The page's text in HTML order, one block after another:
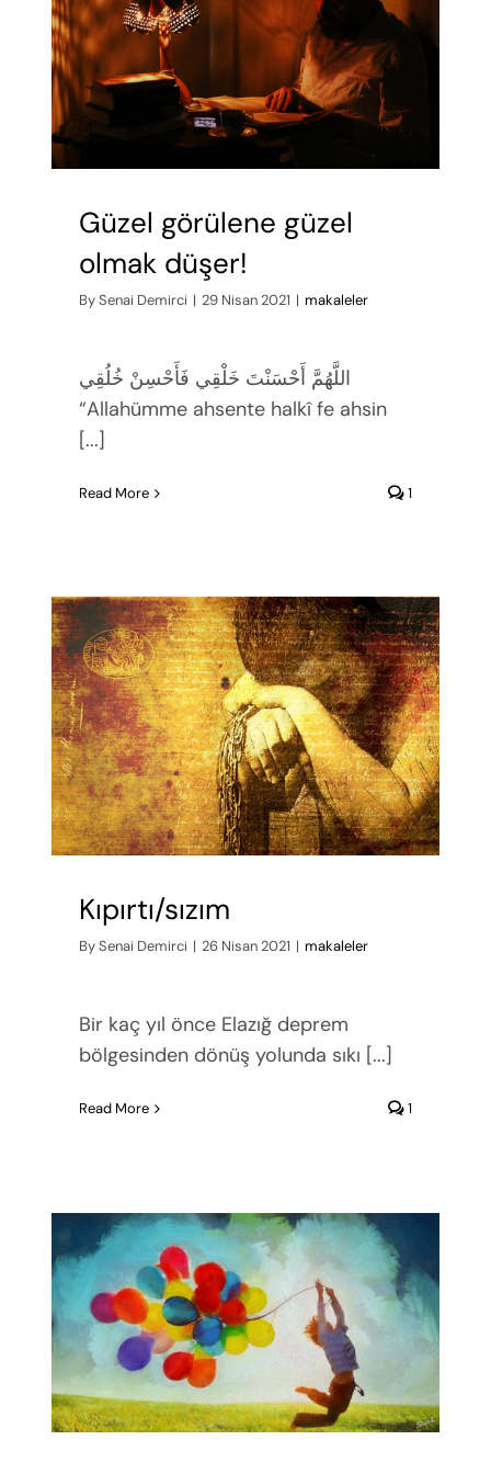
Güzel görülene güzel
olmak düşer!
BySenai Demirci | 29 Nisan 2021 | makaleler
اللَّهُمَّ أَحْسَنْتَ خَلْقِي فَأَحْسِنْ خُلُقِي
“Allahümme ahsente halkî fe ahsin
[...]
Read More 1
Kıpırtı/sızım
BySenai Demirci | 26 Nisan 2021 | makaleler
Bir kaç yıl önce Elazığ deprem
bölgesinden dönüş yolunda sıkı [...]
Read More 1